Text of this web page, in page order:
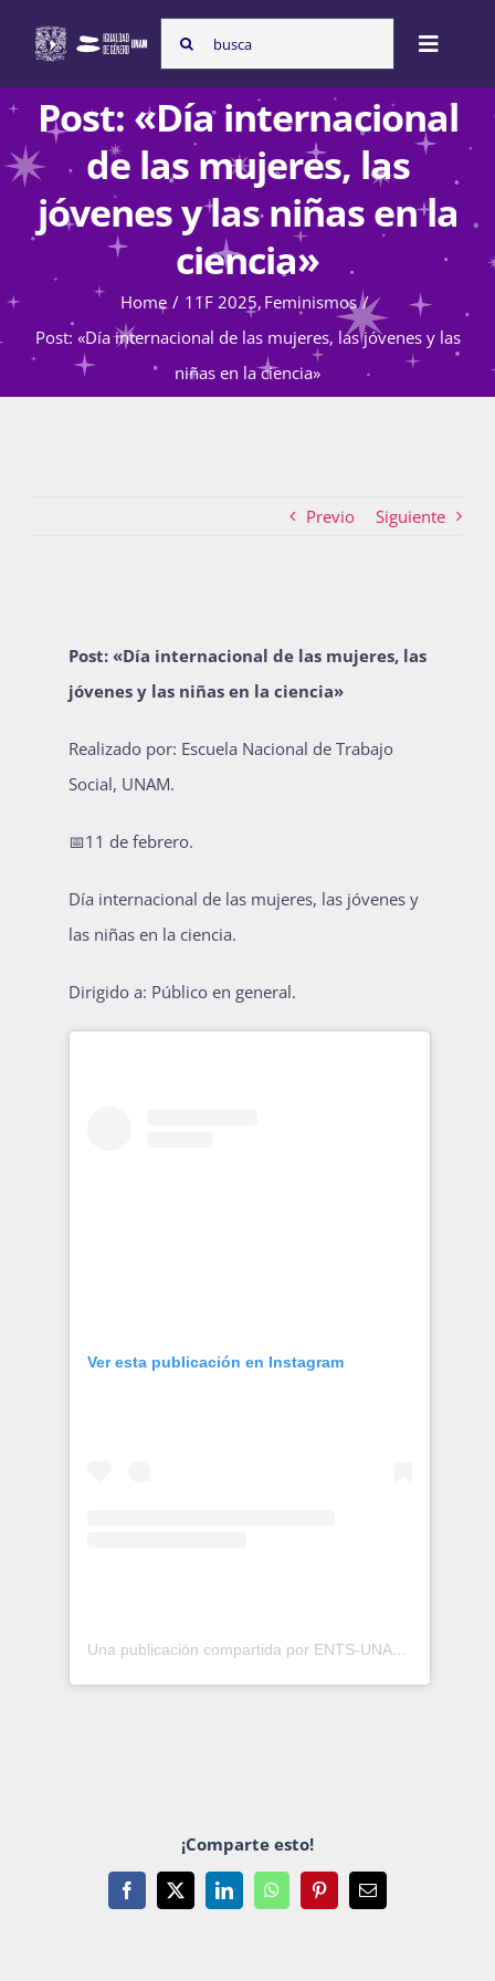
content
Search
for:
Toggle
Inicio
Nosotras
Programas
Atención de la violencia de género
La Boletina
Blog
Súmate
Publicaciones
Post: «Día internacional
de las mujeres, las
jóvenes y las niñas en la
ciencia»
Home 11F 2025 Feminismos
Post: «Día internacional de las mujeres, las jóvenes y las
niñas en la ciencia»
Previo Siguiente
Post: «Día internacional de las mujeres, las
jóvenes y las niñas en la ciencia»
Realizado por: Escuela Nacional de Trabajo
Social, UNAM.
📅11 de febrero.
Día internacional de las mujeres, las jóvenes y
las niñas en la ciencia.
Dirigido a: Público en general.
Ver esta publicación en Instagram
Una publicación compartida por ENTS-UNAM (@entsunamoficial)
¡Comparte esto!
Facebook
X LinkedInWhatsAppPinterestEmail